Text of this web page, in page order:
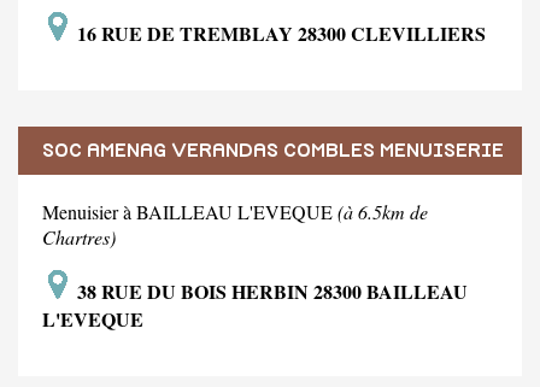
16 RUE DE TREMBLAY 28300 CLEVILLIERS
SOC AMENAG VERANDAS COMBLES MENUISERIE
Menuisier à BAILLEAU L'EVEQUE(à 6.5km de
Chartres)
38 RUE DU BOIS HERBIN 28300 BAILLEAU
L'EVEQUE